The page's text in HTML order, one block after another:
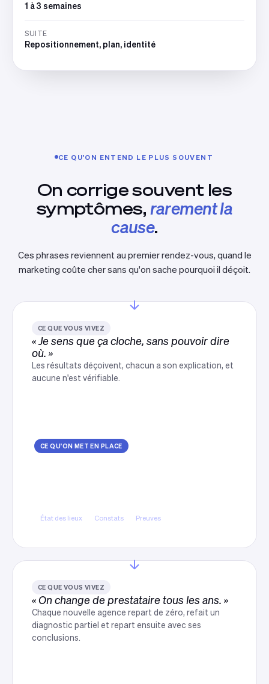
1 à 3 semaines
SUITE
Repositionnement, plan, identité
CE QU'ON ENTEND LE PLUS SOUVENT
On corrige souvent les
symptômes, rarement la
cause.
Ces phrases reviennent au premier rendez-vous, quand le
marketing coûte cher sans qu'on sache pourquoi il déçoit.
CE QUE VOUS VIVEZ
« Je sens que ça cloche, sans pouvoir dire
où. »
Les résultats déçoivent, chacun a son explication, et
aucune n'est vérifiable.
CE QU'ON MET EN PLACE
État des lieux Constats Preuves
CE QUE VOUS VIVEZ
« On change de prestataire tous les ans. »
Chaque nouvelle agence repart de zéro, refait un
diagnostic partiel et repart ensuite avec ses
conclusions.